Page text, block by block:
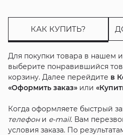
КАК КУПИТЬ?
Для покупки товара в нашем
выберите понравившийся
корзину. Далее перейдите в
«Оформить заказ»или
Когда оформляете быстрый
телефони e-mail. Вам
условия заказа. По